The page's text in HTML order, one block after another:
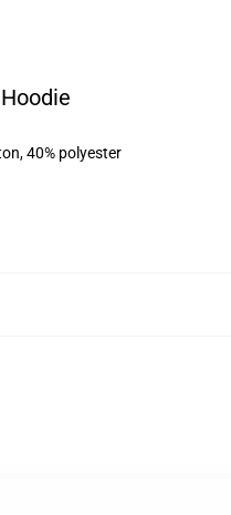
40% polyester